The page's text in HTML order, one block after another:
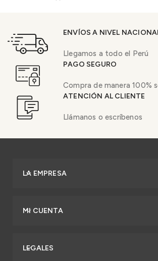
ENVÍOS A NIVEL
Llegamos a todo el Perú
PAGO SEGURO
Compra de manera 100%
ATENCIÓN AL CLIENTE
Llámanos o escríbenos
LA EMPRESA
MI CUENTA
LEGALES